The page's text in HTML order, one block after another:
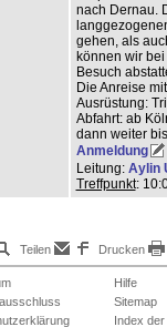
nach Dernau.
gehen, als
können wir
Besuch
Die Anreise
Ausrüstung:
Abfahrt: ab
dann weiter
Anmeldung
Leitung: Aylin
Treffpunkt:
Teilen Drucken
Hilfe
Sitemap
Index